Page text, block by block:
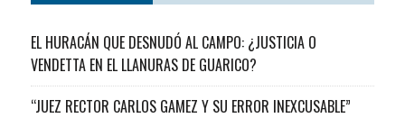
EL HURACÁN QUE DESNUDÓ AL CAMPO: ¿JUSTICIA O
VENDETTA EN EL LLANURAS DE GUARICO?
“JUEZ RECTOR CARLOS GAMEZ Y SU ERROR INEXCUSABLE”